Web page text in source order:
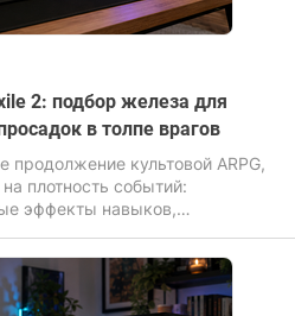
2: подбор железа для
в толпе врагов
продолжение культовой ARPG,
плотность событий:
эффекты навыков,